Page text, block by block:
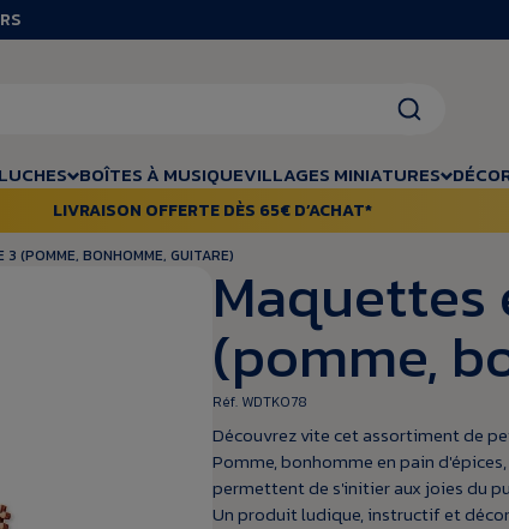
BOÎTES À MUSIQUEVILLAGES MINIATURES
LIVRAISON OFFERTE DÈS 65€ D’ACHAT*
(POMME, BONHOMME, GUITARE)Maquettes
(pomme,
Réf. WDTK078
Découvrez vite cet assortiment de
Pomme, bonhomme en pain
permettent de s'initier aux joies du
Un produit ludique, instructif et